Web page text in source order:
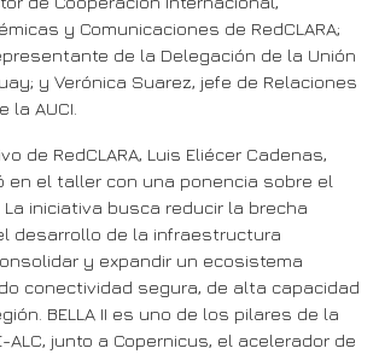
y Comunicaciones de RedCLARA;
de la Delegación de la Unión
y Verónica Suarez, jefe de Relaciones
AUCI.
de RedCLARA, Luis Eliécer Cadenas,
en el taller con una ponencia sobre el
La iniciativa busca reducir la brecha
desarrollo de la infraestructura
y expandir un ecosistema
conectividad segura, de alta capacidad
BELLA II es uno de los pilares de la
ALC, junto a Copernicus, el acelerador de